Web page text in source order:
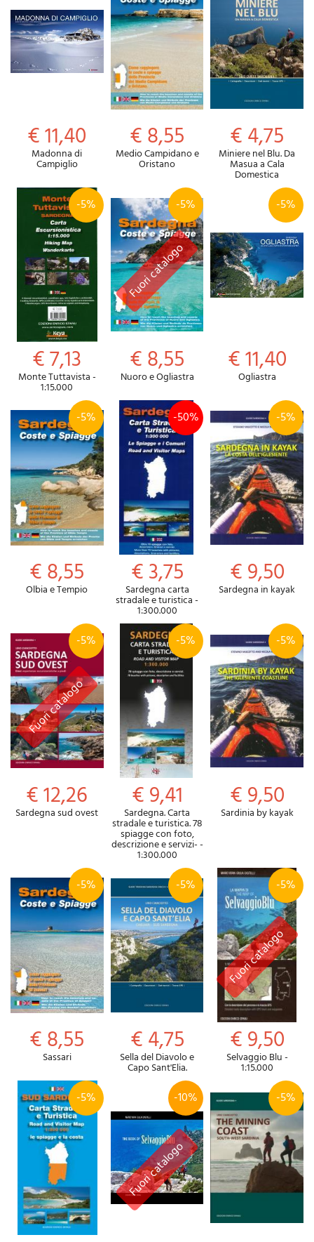
€ 11,40
Madonna di
Campiglio
€ 8,55
Medio Campidano e
Oristano
€ 4,75
Miniere nel Blu. Da
Masua a Cala
Domestica
-5%
€ 7,13
Monte Tuttavista -
1:15.000
-5%
€ 8,55
Nuoro e Ogliastra
-5%
€ 11,40
Ogliastra
-5%
€ 8,55
Olbia e Tempio
-50%
€ 3,75
Sardegna carta
stradale e turistica -
1:300.000
-5%
€ 9,50
Sardegna in kayak
-5%
€ 12,26
Sardegna sud ovest
-5%
€ 9,41
Sardegna. Carta
stradale e turistica. 78
spiagge con foto,
descrizione e servizi- -
1:300.000
-5%
€ 9,50
Sardinia by kayak
-5%
€ 8,55
Sassari
-5%
€ 4,75
Sella del Diavolo e
Capo Sant'Elia.
-5%
€ 9,50
Selvaggio Blu -
1:15.000
-5% -10% -5%